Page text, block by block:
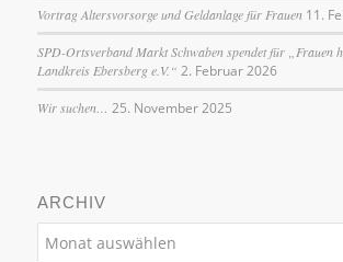
Vortrag Altersvorsorge und Geldanlage für Frauen 11.
SPD-Ortsverband Markt Schwaben spendet für „Frauen
Landkreis Ebersberg e.V.“ 2. Februar 2026
Wir suchen… 25. November 2025
ARCHIV